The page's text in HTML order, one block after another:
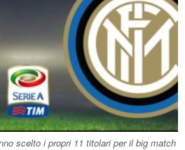
scelto i propri 11 titolari per il big match